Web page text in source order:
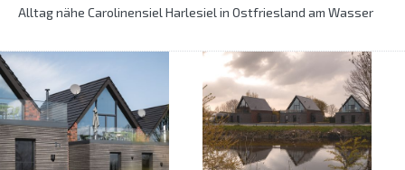
Alltag nähe Carolinensiel Harlesiel in Ostfriesland am Wasser